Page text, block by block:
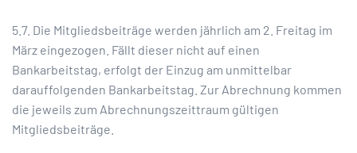
5.7. Die Mitgliedsbeiträge werden jährlich am 2. Freitag im
März eingezogen. Fällt dieser nicht auf einen
Bankarbeitstag, erfolgt der Einzug am unmittelbar
darauffolgenden Bankarbeitstag. Zur Abrechnung kommen
die jeweils zum Abrechnungszeittraum gültigen
Mitgliedsbeiträge.